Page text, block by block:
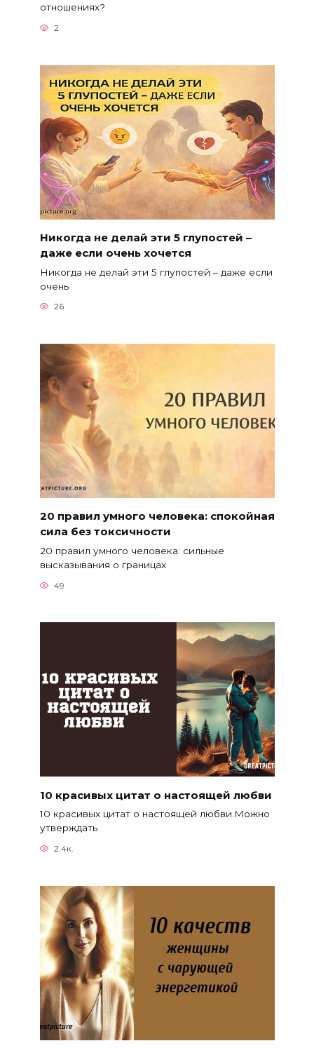
отношениях?
2
Никогда не делай эти 5 глупостей –
даже если очень хочется
Никогда не делай эти 5 глупостей – даже если
очень
26
20 правил умного человека: спокойная
сила без токсичности
20 правил умного человека: сильные
высказывания о границах
49
10 красивых цитат о настоящей любви
10 красивых цитат о настоящей любви.Можно
утверждать
2.4к.